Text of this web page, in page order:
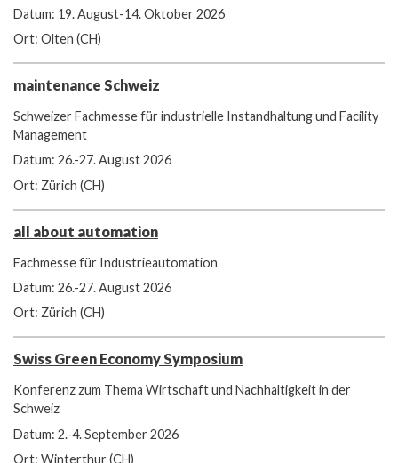
Datum: 19. August-14. Oktober 2026
Ort: Olten (CH)
maintenance Schweiz
Schweizer Fachmesse für industrielle Instandhaltung und Facility
Management
Datum: 26.-27. August 2026
Ort: Zürich (CH)
all about automation
Fachmesse für Industrieautomation
Datum: 26.-27. August 2026
Ort: Zürich (CH)
Swiss Green Economy Symposium
Konferenz zum Thema Wirtschaft und Nachhaltigkeit in der
Schweiz
Datum: 2.-4. September 2026
Ort: Winterthur (CH)